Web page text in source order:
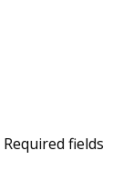
Required fields